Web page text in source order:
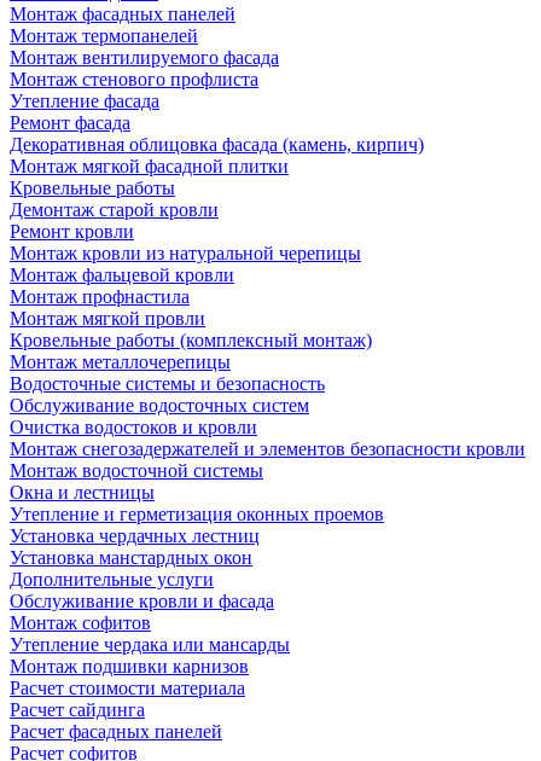
Монтаж фасадных панелей
Монтаж термопанелей
Монтаж вентилируемого фасада
Монтаж стенового профлиста
Утепление фасада
Ремонт фасада
Декоративная облицовка фасада (камень, кирпич)
Монтаж мягкой фасадной плитки
Кровельные работы
Демонтаж старой кровли
Ремонт кровли
Монтаж кровли из натуральной черепицы
Монтаж фальцевой кровли
Монтаж профнастила
Монтаж мягкой провли
Кровельные работы (комплексный монтаж)
Монтаж металлочерепицы
Водосточные системы и безопасность
Обслуживание водосточных систем
Очистка водостоков и кровли
Монтаж снегозадержателей и элементов безопасности кровли
Монтаж водосточной системы
Окна и лестницы
Утепление и герметизация оконных проемов
Установка чердачных лестниц
Установка манстардных окон
Дополнительные услуги
Обслуживание кровли и фасада
Монтаж софитов
Утепление чердака или мансарды
Монтаж подшивки карнизов
Расчет стоимости материала
Расчет сайдинга
Расчет фасадных панелей
Расчет софитов